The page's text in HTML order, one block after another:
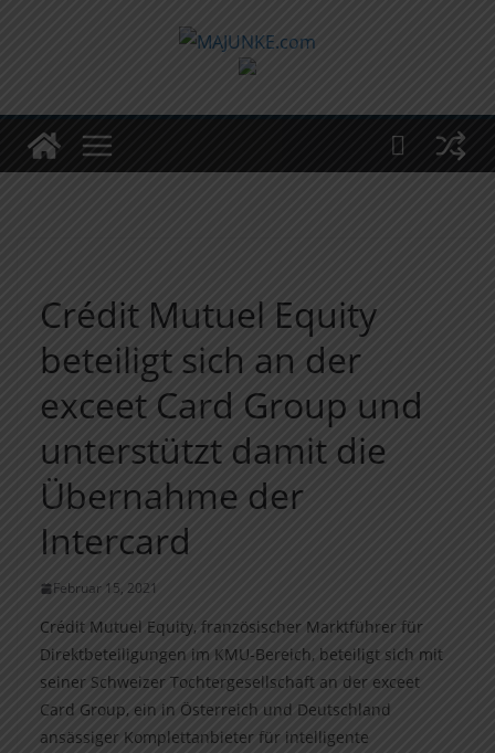
Crédit Mutuel Equity
beteiligt sich an der
exceet Card Group und
un­terstützt damit die
Übernahme der
Intercard
Februar 15, 2021
Crédit Mutuel Equity, französischer Marktführer für
Direktbeteiligungen im KMU-Bereich, beteiligt sich mit
seiner Schweizer Tochtergesellschaft an der exceet
Card Group, ein in Österreich und Deutschland
ansässiger Komplettanbieter für intelligente